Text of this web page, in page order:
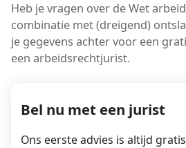
Heb je vragen over de Wet
combinatie met (dreigend)
je gegevens achter voor een
een arbeidsrechtjurist.
Bel nu met een jurist
Ons eerste advies is altijd